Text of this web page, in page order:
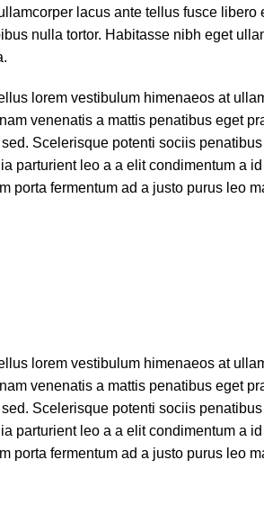
lacus ante tellus fusce libero
nulla tortor. Habitasse nibh eget
lorem vestibulum himenaeos at
venenatis a mattis penatibus eget
Scelerisque potenti sociis
parturient leo a a elit condimentum a
porta fermentum ad a justo purus leo
lorem vestibulum himenaeos at
venenatis a mattis penatibus eget
Scelerisque potenti sociis
parturient leo a a elit condimentum a
porta fermentum ad a justo purus leo